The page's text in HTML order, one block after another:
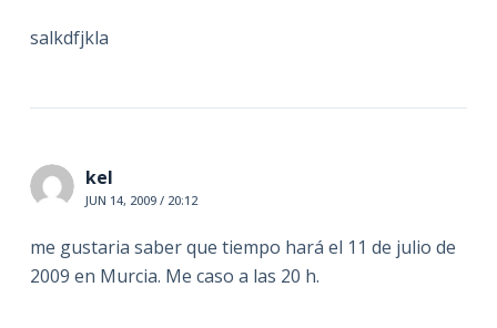
salkdfjkla
kel
JUN 14, 2009 / 20:12
me gustaria saber que tiempo hará el 11 de julio de
2009 en Murcia. Me caso a las 20 h.